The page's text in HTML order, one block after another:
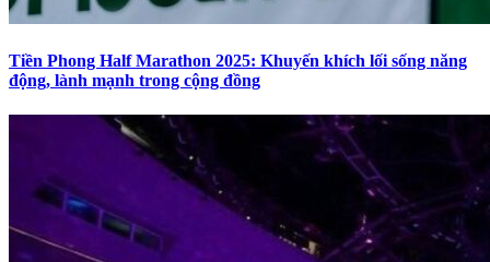
Tiền Phong Half Marathon 2025: Khuyến khích lối sống năng
động, lành mạnh trong cộng đồng